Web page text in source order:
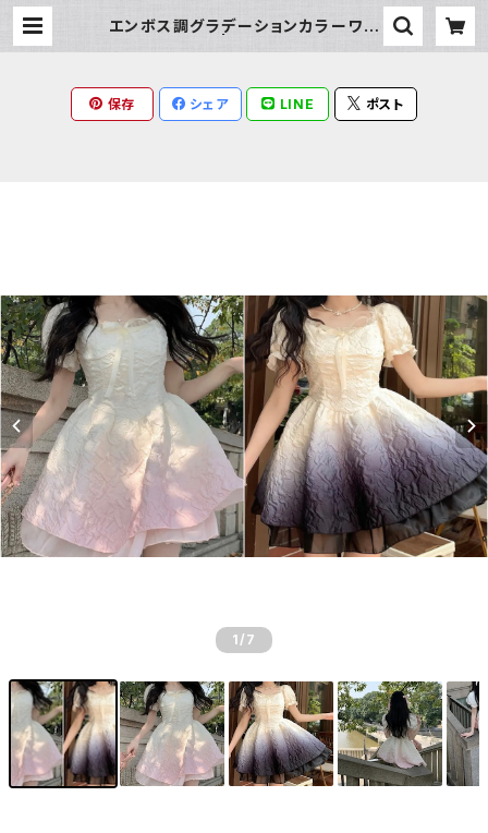
エンボス調グラデーションカラーワン
保存 シェア LINE ポスト
1 /7